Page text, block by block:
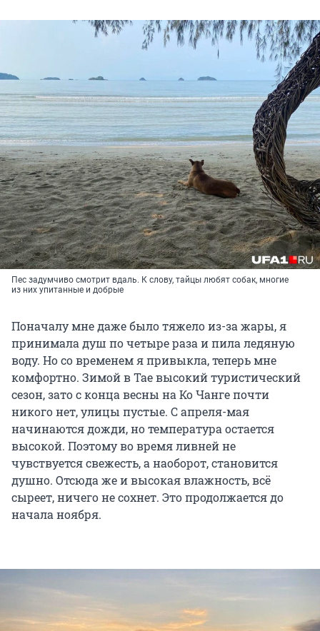
Пес задумчиво смотрит вдаль. К слову, тайцы любят собак, многие
из них упитанные и добрые
Поначалу мне даже было тяжело из-за жары, я
принимала душ по четыре раза и пила ледяную
воду. Но со временем я привыкла, теперь мне
комфортно. Зимой в Тае высокий туристический
сезон, зато с конца весны на Ко Чанге почти
никого нет, улицы пустые. С апреля-мая
начинаются дожди, но температура остается
высокой. Поэтому во время ливней не
чувствуется свежесть, а наоборот, становится
душно. Отсюда же и высокая влажность, всё
сыреет, ничего не сохнет. Это продолжается до
начала ноября.